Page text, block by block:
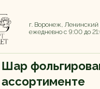
г. Воронеж, Ленинский
ежедневно с 9:00 до
Шар
ассортименте